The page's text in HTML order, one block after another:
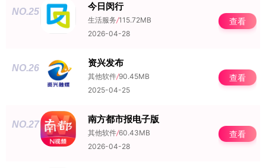
NO.25 今日闵行
生活服务/115.72MB
2026-04-28
查看
NO.26 资兴发布
其他软件/90.45MB
2025-04-25
查看
NO.27 南方都市报电子版
其他软件/60.43MB
2026-04-28
查看